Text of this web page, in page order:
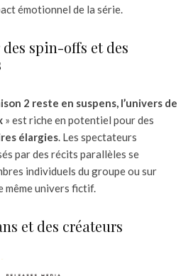
émotionnel de la série.
spin-offs et des
2 reste en suspens, l’univers de
» est riche en potentiel pour des
élargies. Les spectateurs
par des récits parallèles se
individuels du groupe ou sur
même univers fictif.
et des créateurs